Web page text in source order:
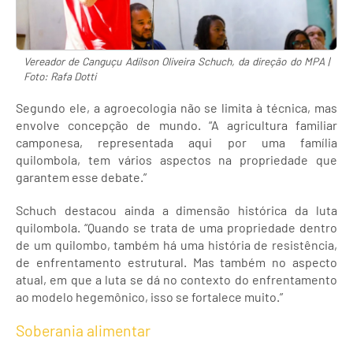
Vereador de Canguçu Adilson Oliveira Schuch, da direção do MPA |
Foto: Rafa Dotti
Segundo ele, a agroecologia não se limita à técnica, mas
envolve concepção de mundo. “A agricultura familiar
camponesa, representada aqui por uma família
quilombola, tem vários aspectos na propriedade que
garantem esse debate.”
Schuch destacou ainda a dimensão histórica da luta
quilombola. “Quando se trata de uma propriedade dentro
de um quilombo, também há uma história de resistência,
de enfrentamento estrutural. Mas também no aspecto
atual, em que a luta se dá no contexto do enfrentamento
ao modelo hegemônico, isso se fortalece muito.”
Soberania alimentar